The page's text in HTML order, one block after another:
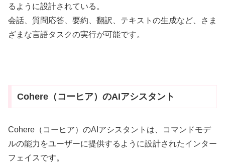
るように設計されている。
会話、質問応答、要約、翻訳、テキストの生成など、さま
ざまな言語タスクの実行が可能です。
Cohere（コーヒア）のAIアシスタント
Cohere（コーヒア）のAIアシスタントは、コマンドモデ
ルの能力をユーザーに提供するように設計されたインター
フェイスです。